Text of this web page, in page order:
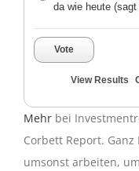
da wie heute (sagt
Vote
View Results
Mehr bei
Corbett Report.
umsonst arbeiten,